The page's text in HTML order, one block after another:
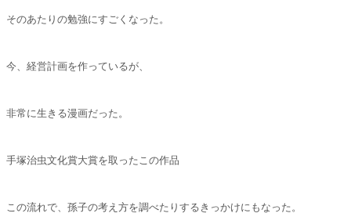
そのあたりの勉強にすごくなった。
今、経営計画を作っているが、
非常に生きる漫画だった。
手塚治虫文化賞大賞を取ったこの作品
この流れで、孫子の考え方を調べたりするきっかけにもなった。